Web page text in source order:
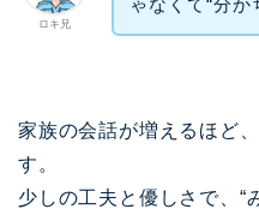
ロキ兄
家族の会話が増えるほど
す。
少しの工夫と優しさで、“